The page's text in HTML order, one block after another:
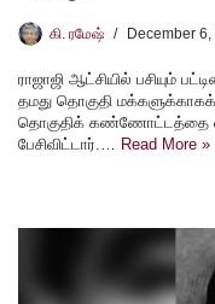
கி. ரமேஷ் December 6,
ராஜாஜி ஆட்சியில் பசியும்
தமது தொகுதி
தொகுதிக் கண்ணோட்டத்தை
பேசிவிட்டார்.…
Read More »